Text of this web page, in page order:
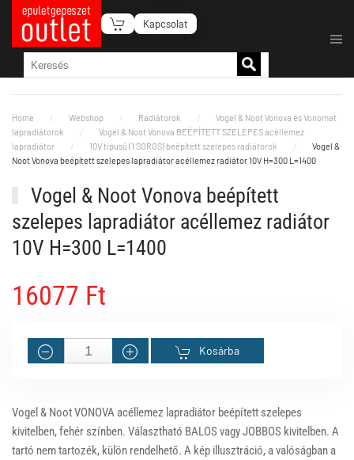
Fő tartalom átugrása
Kapcsolat
Home Webshop Radiátorok
Vogel & Noot Vonova és Vonomat
lapradiátorok
Vogel & Noot Vonova BEÉPÍTETT SZELEPES acéllemez
lapradiátor
10V tipusú (1 SOROS) beépített szelepes radiátorok
Vogel &
Noot Vonova beépített szelepes lapradiátor acéllemez radiátor 10V H=300 L=1400
Vogel & Noot Vonova beépített
szelepes lapradiátor acéllemez radiátor
10V H=300 L=1400
16077 Ft
Kosárba
Vogel & Noot VONOVA acéllemez lapradiátor beépített szelepes
kivitelben, fehér színben. Választható BALOS vagy JOBBOS kivitelben. A
tartó nem tartozék, külön rendelhető. A kép illusztráció, a valóságban a